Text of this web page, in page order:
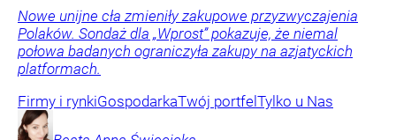
Nowe unijne cła zmieniły zakupowe przyzwyczajenia
Polaków. Sondaż dla „Wprost” pokazuje, że niemal
połowa badanych ograniczyła zakupy na azjatyckich
platformach.
Firmy i rynkiGospodarkaTwój portfel Tylko u Nas